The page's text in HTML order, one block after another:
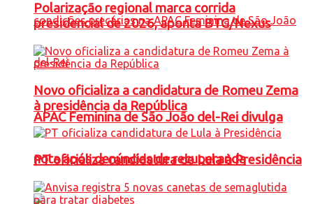
APAC Feminina de São João del-Rei divulga
nota após denúncias de recuperanda
Polarização regional marca corrida
presidencial de 2026, aponta BTG/Nexus
Novo oficializa a candidatura de Romeu Zema
à presidência da República
PT oficializa candidatura de Lula à Presidência